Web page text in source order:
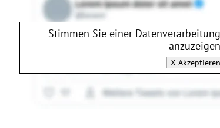
Stimmen Sie einer
X Akzeptieren